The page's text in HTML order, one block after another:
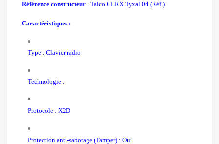
Référence constructeur : Talco CLRX Tyxal 04 (Réf.)
Caractéristiques :
Type : Clavier radio
Technologie :
Protocole : X2D
Protection anti-sabotage (Tamper) : Oui